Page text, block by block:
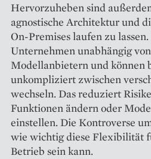
Hervorzuheben sind
agnostische Architektur und
On-Premises laufen zu
Unternehmen unabhängig
Modellanbietern und können
unkompliziert zwischen
wechseln. Das reduziert
Funktionen ändern oder
einstellen. Die Kontroverse
wie wichtig diese Flexibilität
Betrieb sein kann.